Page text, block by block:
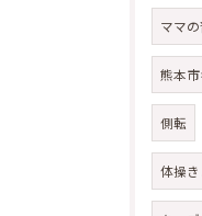
ママ
熊本
側転
体操